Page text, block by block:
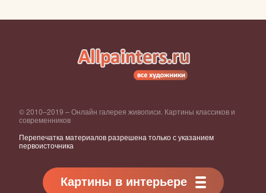
© 2010–2019 – Онлайн галерея живописи. Картины классиков и
современников
Перепечатка материалов разрешена только с указанием
первоисточника
Картины в интерьере